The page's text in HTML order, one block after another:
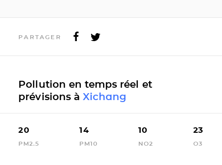
PARTAGER
Pollution en temps réel et
prévisions à Xichang
20
PM2.5
14
PM10
10
NO2
23
O3